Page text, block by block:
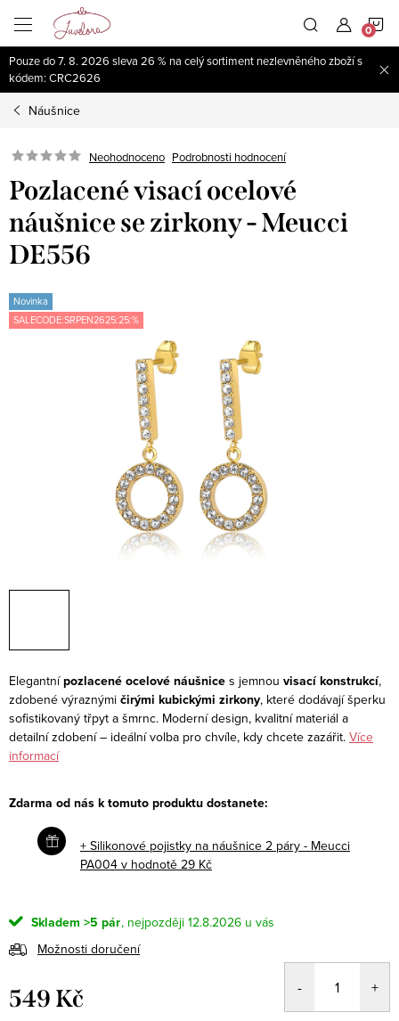
obsah
Pouze do 7. 8. 2026 sleva 26 % na celý sortiment nezlevněného zboží s
kódem: CRC2626
Náušnice
Neohodnoceno Podrobnosti hodnocení
Pozlacené visací ocelové
náušnice se zirkony - Meucci
DE556
Novinka
SALECODE:SRPEN2625:25:%
Elegantnípozlacené ocelové náušnice s jemnou visací konstrukcí,
zdobené výraznými čirými kubickými zirkony, které dodávají šperku
sofistikovaný třpyt a šmrnc. Moderní design, kvalitní materiál a
detailní zdobení – ideální volba pro chvíle, kdy chcete zazářit. Více
informací
Zdarma od nás k tomuto produktu dostanete:
+ Silikonové pojistky na náušnice 2 páry - Meucci
PA004 v hodnotě 29 Kč
Skladem >5 pár
12.8.2026
Možnosti doručení
549 Kč